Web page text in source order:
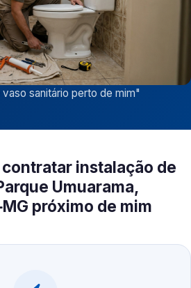
sanitário perto de mim"
instalação de
Umuarama,
próximo de mim